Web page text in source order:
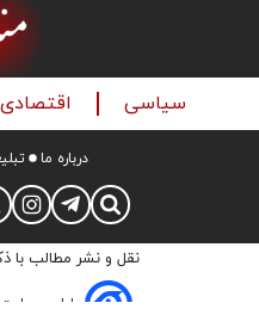
سیاسی اقتصادی
درباره ما
نقل و نشر مطالب با
طراحی